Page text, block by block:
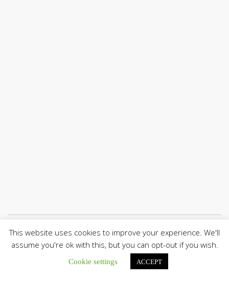
Únete a nuestro canal de Telegram
This website uses cookies to improve your experience. We'll
assume you're ok with this, but you can opt-out if you wish.
Cookie settings ACCEPT